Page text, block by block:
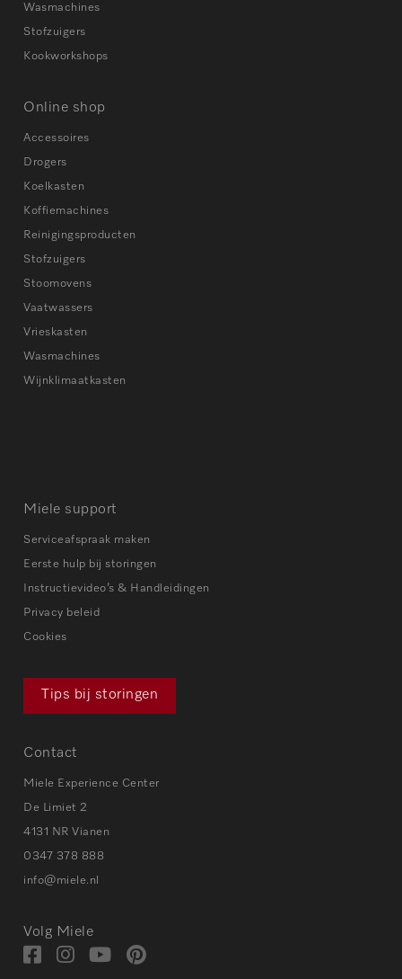
Wasmachines
Stofzuigers
Kookworkshops
Online shop
Accessoires
Drogers
Koelkasten
Koffiemachines
Reinigingsproducten
Stofzuigers
Stoomovens
Vaatwassers
Vrieskasten
Wasmachines
Wijnklimaatkasten
Miele support
Serviceafspraak maken
Eerste hulp bij storingen
Instructievideo’s & Handleidingen
Privacy beleid
Cookies
Tips bij storingen
Contact
Miele Experience Center
De Limiet 2
4131 NR Vianen
0347 378 888
info@miele.nl
Volg Miele
Bezoek
BezoekBezoek
Visit